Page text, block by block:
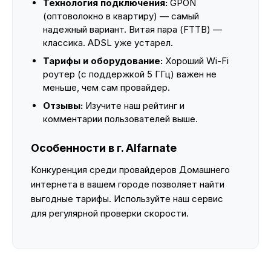
Технология подключения: GPON
(оптоволокно в квартиру) — самый
надежный вариант. Витая пара (FTTB) —
классика. ADSL уже устарел.
Тарифы и оборудование: Хороший Wi-Fi
роутер (с поддержкой 5 ГГц) важен не
меньше, чем сам провайдер.
Отзывы: Изучите наш рейтинг и
комментарии пользователей выше.
Особенности в г. Alfarnate
Конкуренция среди провайдеров Домашнего
интернета в вашем городе позволяет найти
выгодные тарифы. Используйте наш сервис
для регулярной проверки скорости.